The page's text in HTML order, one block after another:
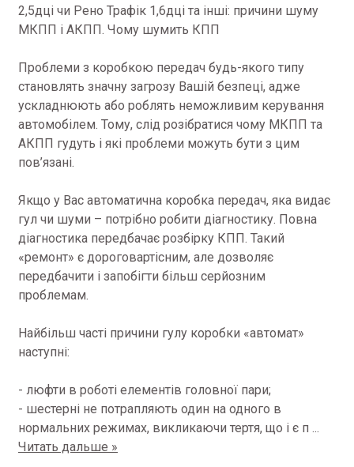
2,5дці чи Рено Трафік 1,6дці та інші: причини шуму
МКПП і АКПП. Чому шумить КПП
Проблеми з коробкою передач будь-якого типу
становлять значну загрозу Вашій безпеці, адже
ускладнюють або роблять неможливим керування
автомобілем. Тому, слід розібратися чому МКПП та
АКПП гудуть і які проблеми можуть бути з цим
пов’язані.
Якщо у Вас автоматична коробка передач, яка видає
гул чи шуми – потрібно робити діагностику. Повна
діагностика передбачає розбірку КПП. Такий
«ремонт» є дороговартісним, але дозволяє
передбачити і запобігти більш серйозним
проблемам.
Найбільш часті причини гулу коробки «автомат»
наступні:
- люфти в роботі елементів головної пари;
- шестерні не потрапляють один на одного в
нормальних режимах, викликаючи тертя, що і є п ...
Читать дальше »